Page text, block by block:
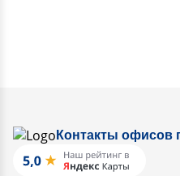
Контакты офисов